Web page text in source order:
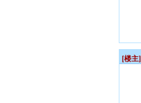
[楼主]